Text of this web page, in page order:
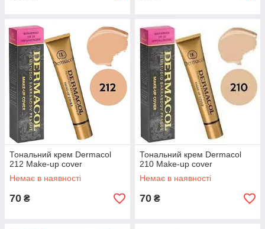
Тональний крем Dermacol
212 Make-up cover
Немає в наявності
70 ₴
Тональний крем Dermacol
210 Make-up cover
Немає в наявності
70 ₴